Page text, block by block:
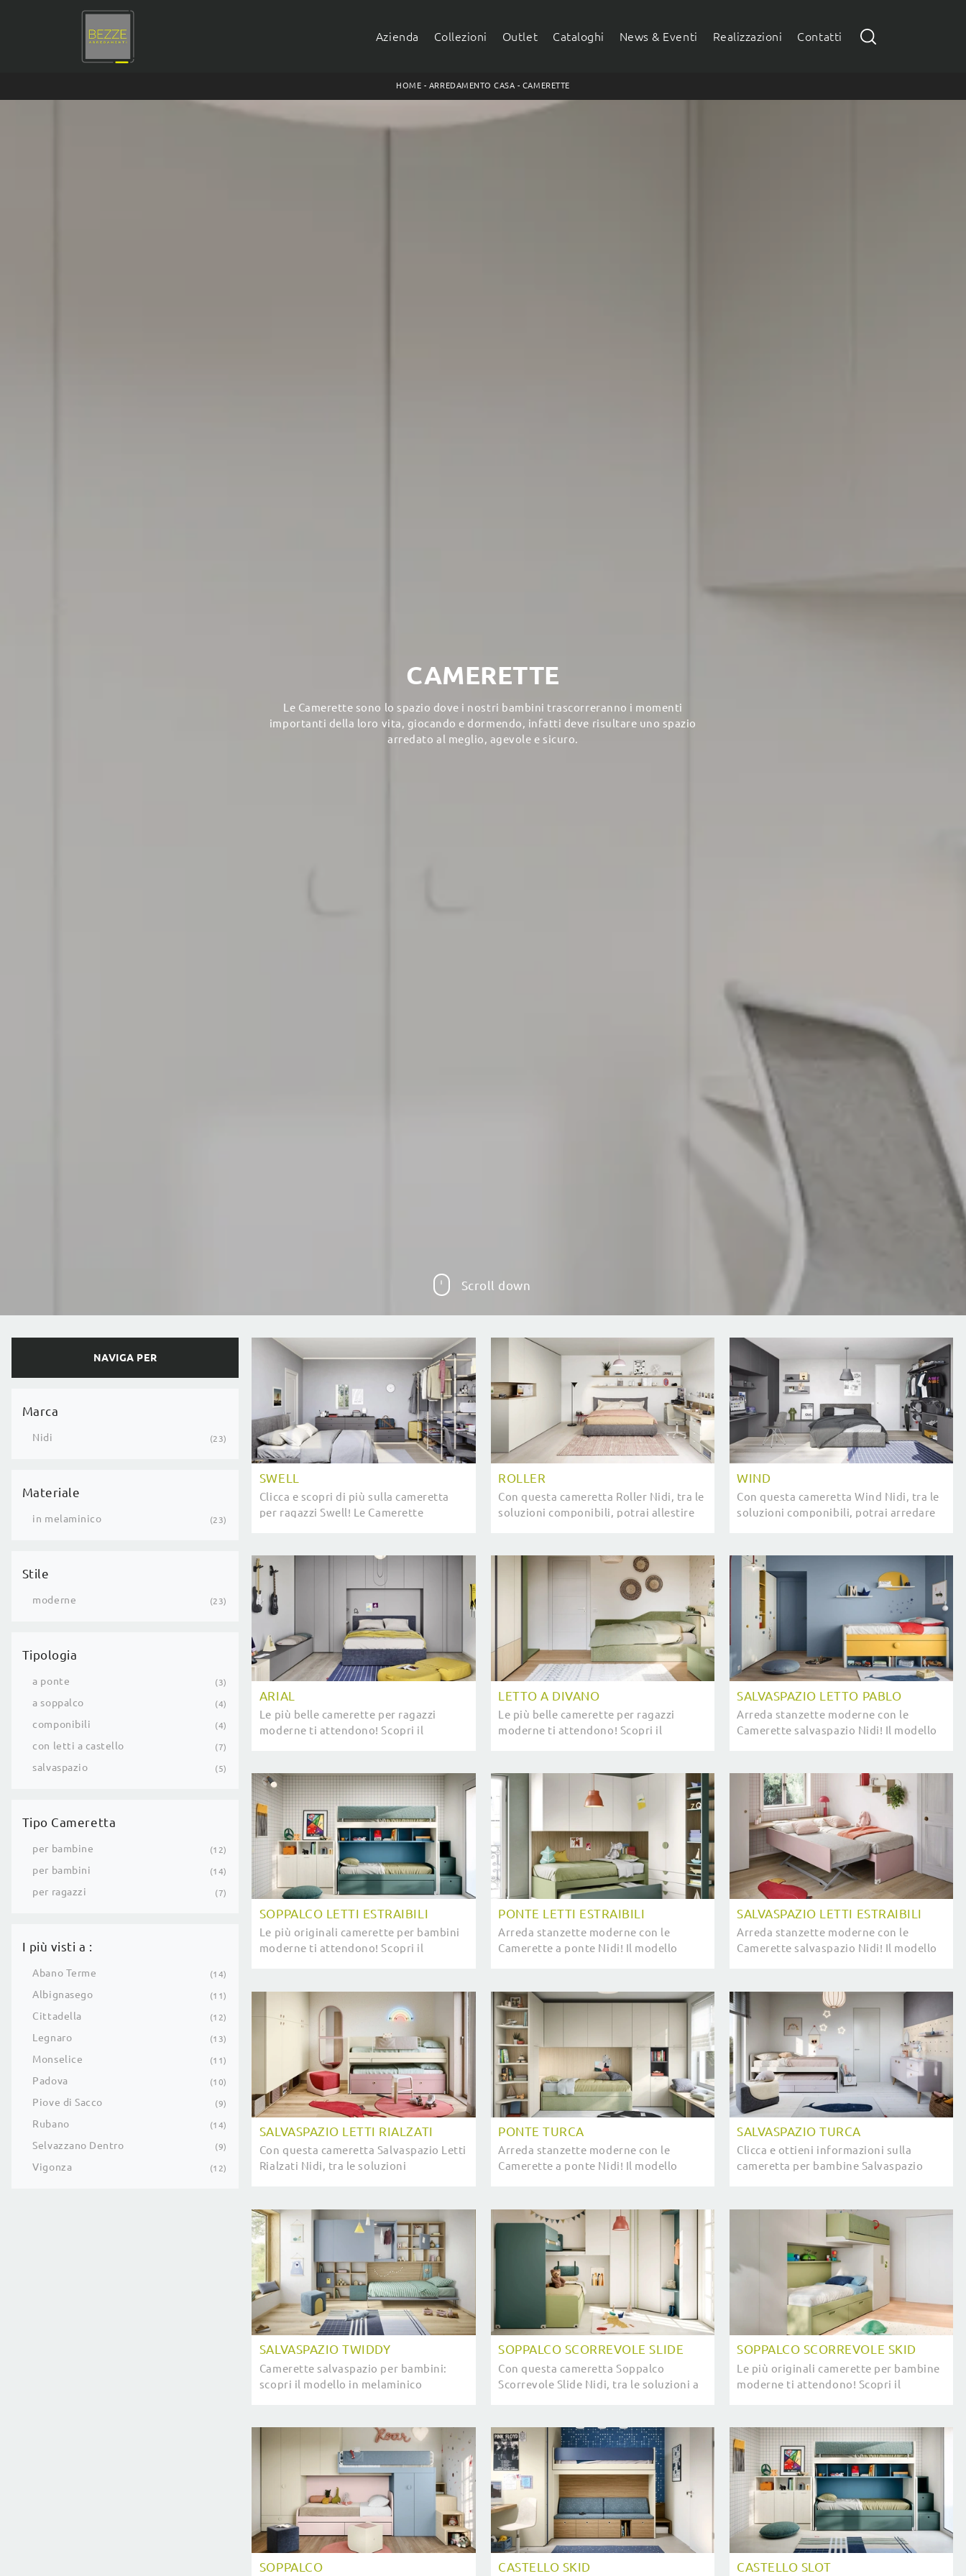
Azienda Collezioni Outlet Cataloghi News & Eventi Realizzazioni Contatti
HOME - ARREDAMENTO CASA - CAMERETTE
CAMERETTE
Le Camerette sono lo spazio dove i nostri bambini trascorreranno i momenti
importanti della loro vita, giocando e dormendo, infatti deve risultare uno spazio
arredato al meglio, agevole e sicuro.
Scroll down
NAVIGA PER
Marca
Nidi 23
Materiale
in melaminico 23
Stile
moderne 23
Tipologia
a ponte 3
a soppalco 4
componibili 4
con letti a castello 7
salvaspazio 5
Tipo Cameretta
per bambine 12
per bambini 14
per ragazzi 7
I più visti a :
Abano Terme 14
Albignasego 11
Cittadella 12
Legnaro 13
Monselice 11
Padova 10
Piove di Sacco 9
Rubano 14
Selvazzano Dentro 9
Vigonza 12
SWELL
Clicca e scopri di più sulla cameretta
per ragazzi Swell! Le Camerette
ROLLER
Con questa cameretta Roller Nidi, tra le
soluzioni componibili, potrai allestire
WIND
Con questa cameretta Wind Nidi, tra le
soluzioni componibili, potrai arredare
ARIAL
Le più belle camerette per ragazzi
moderne ti attendono! Scopri il
LETTO A DIVANO
Le più belle camerette per ragazzi
moderne ti attendono! Scopri il
SALVASPAZIO LETTO PABLO
Arreda stanzette moderne con le
Camerette salvaspazio Nidi! Il modello
SOPPALCO LETTI ESTRAIBILI
Le più originali camerette per bambini
moderne ti attendono! Scopri il
PONTE LETTI ESTRAIBILI
Arreda stanzette moderne con le
Camerette a ponte Nidi! Il modello
SALVASPAZIO LETTI ESTRAIBILI
Arreda stanzette moderne con le
Camerette salvaspazio Nidi! Il modello
SALVASPAZIO LETTI RIALZATI
Con questa cameretta Salvaspazio Letti
Rialzati Nidi, tra le soluzioni
PONTE TURCA
Arreda stanzette moderne con le
Camerette a ponte Nidi! Il modello
SALVASPAZIO TURCA
Clicca e ottieni informazioni sulla
cameretta per bambine Salvaspazio
SALVASPAZIO TWIDDY
Camerette salvaspazio per bambini:
scopri il modello in melaminico
SOPPALCO SCORREVOLE SLIDE
Con questa cameretta Soppalco
Scorrevole Slide Nidi, tra le soluzioni a
SOPPALCO SCORREVOLE SKID
Le più originali camerette per bambine
moderne ti attendono! Scopri il
SOPPALCO CASTELLO SKID CASTELLO SLOT